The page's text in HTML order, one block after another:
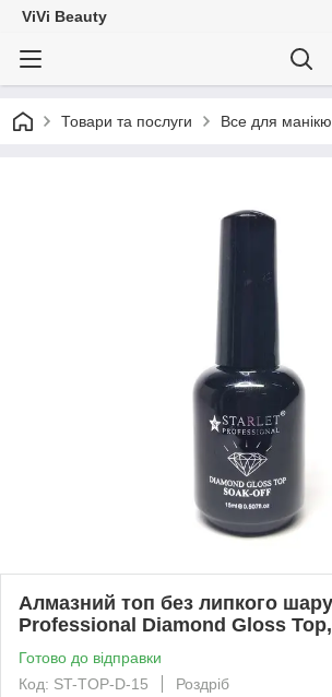
ViVi Beauty
Товари та послуги Все для
Алмазний топ без липкого
Professional Diamond Gloss
Готово до відправки
Код: ST-TOP-D-15
Роздріб